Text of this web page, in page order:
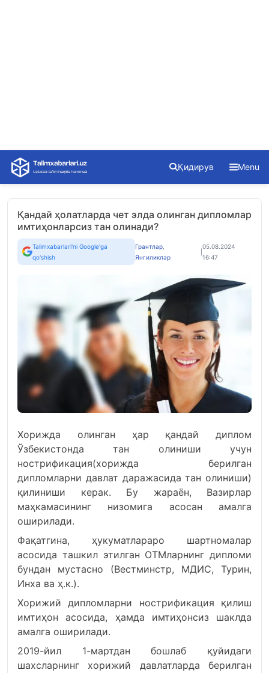
Skip
content
Қидирув Menu
Қандай ҳолатларда чет элда олинган дипломлар
имтиҳонларсиз тан олинади?
Talimxabarlari'ni Google'ga
qo'shish
Грантлар
Янгиликлар
05.08.2024
16:47
Хорижда олинган ҳар қандай диплом
Ўзбекистонда тан олиниши учун
нострификация(хорижда берилган
дипломларни давлат даражасида тан олиниши)
қилиниши керак. Бу жараён, Вазирлар
маҳкамасининг низомига асосан амалга
оширилади.
Фақатгина, ҳукуматлараро шартномалар
асосида ташкил этилган ОТМларнинг дипломи
бундан мустасно (Вестминстр, МДИС, Турин,
Инха ва ҳ.к.).
Хорижий дипломларни нострификация қилиш
имтиҳон асосида, ҳамда имтиҳонсиз шаклда
амалга оширилади.
2019-йил 1-мартдан бошлаб қуйидаги
шахсларнинг хорижий давлатларда берилган